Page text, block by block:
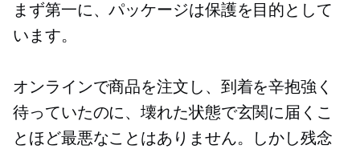
まず第一に、パッケージは保護を目的として
います。
オンラインで商品を注文し、到着を辛抱強く
待っていたのに、壊れた状態で玄関に届くこ
とほど最悪なことはありません。しかし残念